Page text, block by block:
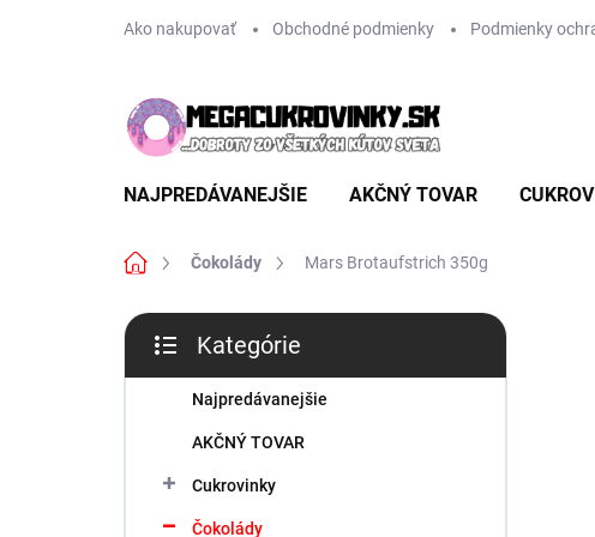
Ako nakupovať Obchodné podmienky Podmienky
NAJPREDÁVANEJŠIE AKČNÝ TOVAR
DomovČokolády Mars Brotaufstrich 350g
B
č
kategórie
Kategórie
Najpredávanejšie
AKČNÝ TOVAR
Cukrovinky
Čokolády